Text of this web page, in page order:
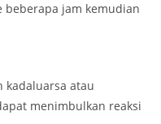
beberapa jam kemudian
kadaluarsa atau
menimbulkan reaksi